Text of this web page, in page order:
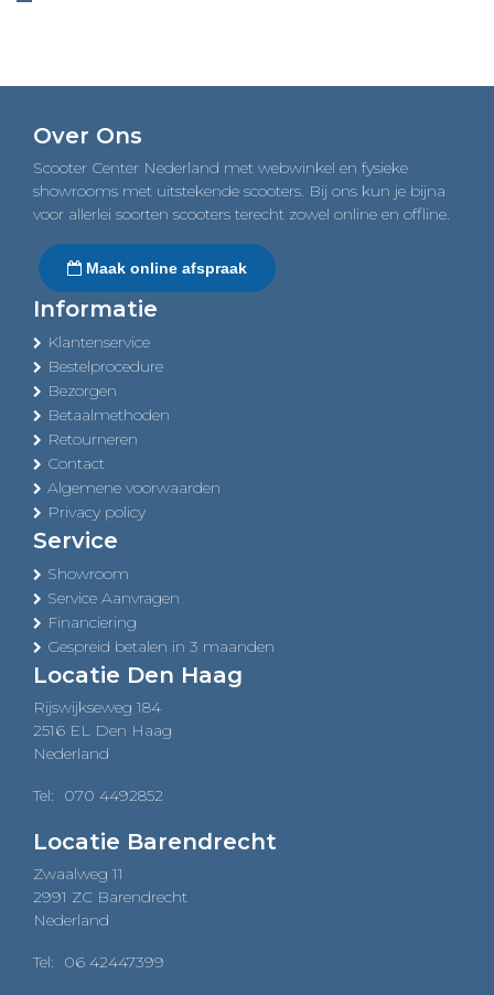
Over Ons
Scooter Center Nederland met webwinkel en fysieke
showrooms met uitstekende scooters. Bij ons kun je bijna
voor allerlei soorten scooters terecht zowel online en offline.
Maak online afspraak
Informatie
Klantenservice
Bestelprocedure
Bezorgen
Betaalmethoden
Retourneren
Contact
Algemene voorwaarden
Privacy policy
Service
Showroom
Service Aanvragen
Financiering
Gespreid betalen in 3 maanden
Locatie Den Haag
Rijswijkseweg 184
2516 EL Den Haag
Nederland
Tel: 070 4492852
Locatie Barendrecht
Zwaalweg 11
2991 ZC Barendrecht
Nederland
Tel: 06 42447399